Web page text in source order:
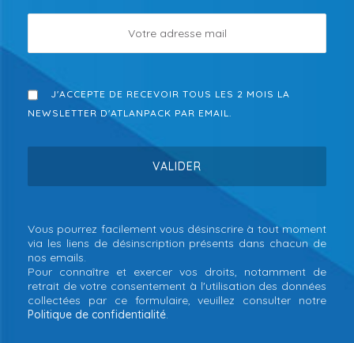
J'ACCEPTE DE RECEVOIR TOUS LES 2 MOIS LA
NEWSLETTER D'ATLANPACK PAR EMAIL.
Vous pourrez facilement vous désinscrire à tout moment
via les liens de désinscription présents dans chacun de
nos emails.
Pour connaître et exercer vos droits, notamment de
retrait de votre consentement à l'utilisation des données
collectées par ce formulaire, veuillez consulter notre
Politique de confidentialité.